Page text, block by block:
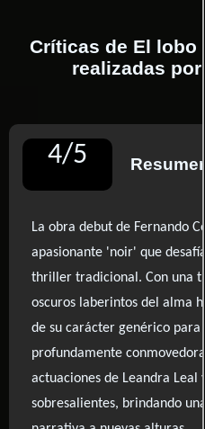
Críticas de El lobo
realizadas por
4/5
La obra debut de Fernando
apasionante 'noir' que
thriller tradicional. Con una
oscuros laberintos del alma
de su carácter genérico para
profundamente conmovedora
actuaciones de Leandra Leal
sobresalientes, brindando